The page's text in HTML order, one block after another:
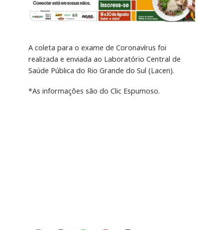
A coleta para o exame de Coronavírus foi
realizada e enviada ao Laboratório Central de
Saúde Pública do Rio Grande do Sul (Lacen).
*As informações são do Clic Espumoso.